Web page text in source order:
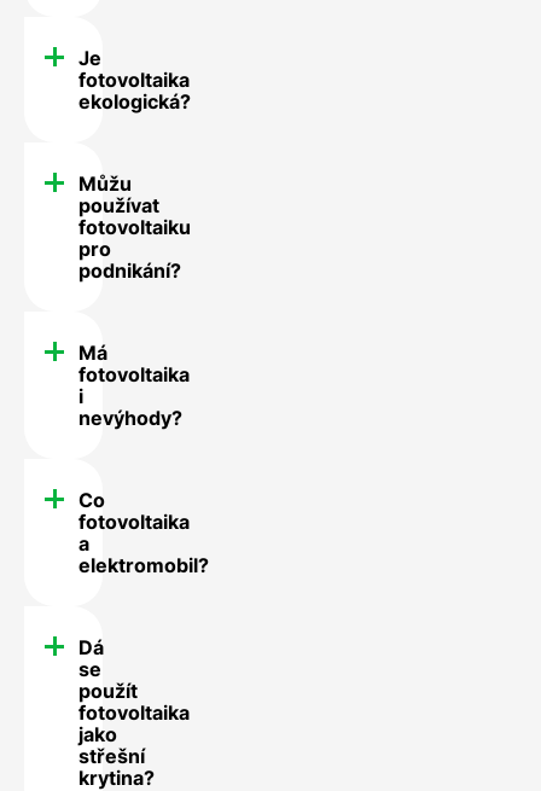
Je
fotovoltaika
ekologická?
Můžu
používat
fotovoltaiku
pro
podnikání?
Má
fotovoltaika
i
nevýhody?
Co
fotovoltaika
a
elektromobil?
Dá
se
použít
fotovoltaika
jako
střešní
krytina?